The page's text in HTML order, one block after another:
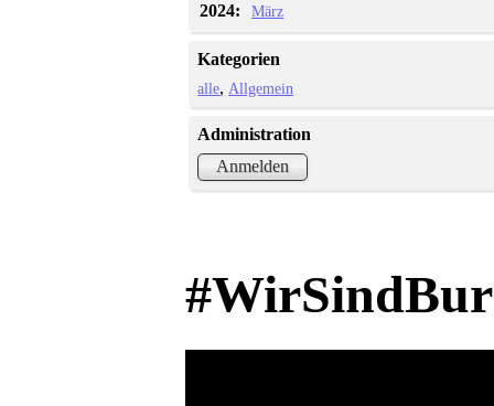
2024: März
Kategorien
alle Allgemein
Administration
Anmelden